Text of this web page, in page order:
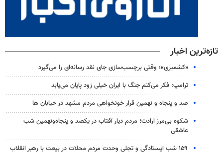
تازه‌ترین اخبار
«کشمیری»؛ وقتی برچسب‌سازی جای نقد رسانه‌ای را می‌گیرد
ترامپ: فکر می‌کنم جنگ با ایران خیلی زود پایان می‌یابد
صد و پنجاه و نهمین قرار خونخواهی مردم مشهد در خیابان ها
شکوه بی‌مرز ارادت؛ مردم دیار آفتاب در یکصد و پنجاه‌ونهمین شب
عاشقی
۱۵۹ شب ایستادگی و تجلی وحدت مردم محلات در بیعت با رهبر انقلاب